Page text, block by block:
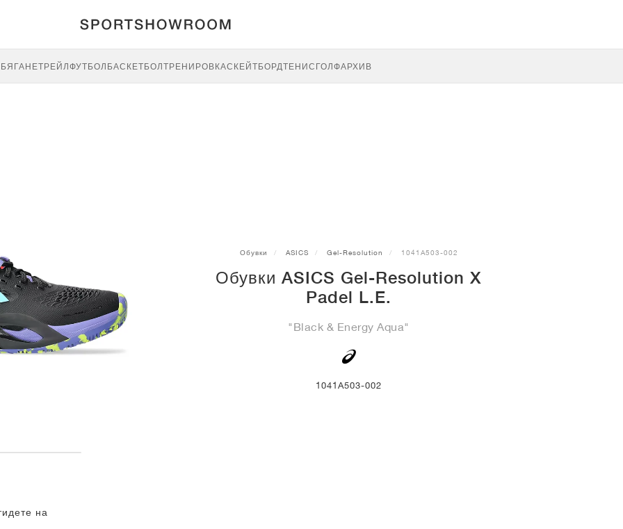
БЯГАНЕТРЕЙЛФУТБОЛ БАСКЕТБОЛТРЕНИРОВКАСКЕЙТБОРДТЕНИС ГОЛФАРХИВ
Обувки ASICS Gel-Resolution 1041A503-002
Обувки ASICS Gel-Resolution X
Padel L.E.
"Black & Energy Aqua"
1041A503-002
на